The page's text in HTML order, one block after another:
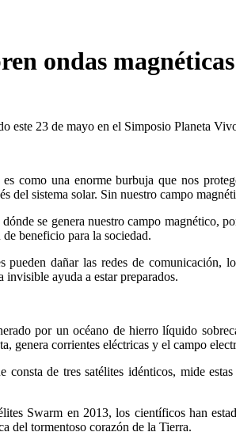
ondas
este 23 de mayo en el Simposio Planeta
como una enorme burbuja que nos
del sistema solar. Sin nuestro campo
se genera nuestro campo magnético,
beneficio para la sociedad.
pueden dañar las redes de
invisible ayuda a estar preparados.
por un océano de hierro líquido
genera corrientes eléctricas y el campo
de tres satélites idénticos, mide
Swarm en 2013, los científicos han
del tormentoso corazón de la Tierra.